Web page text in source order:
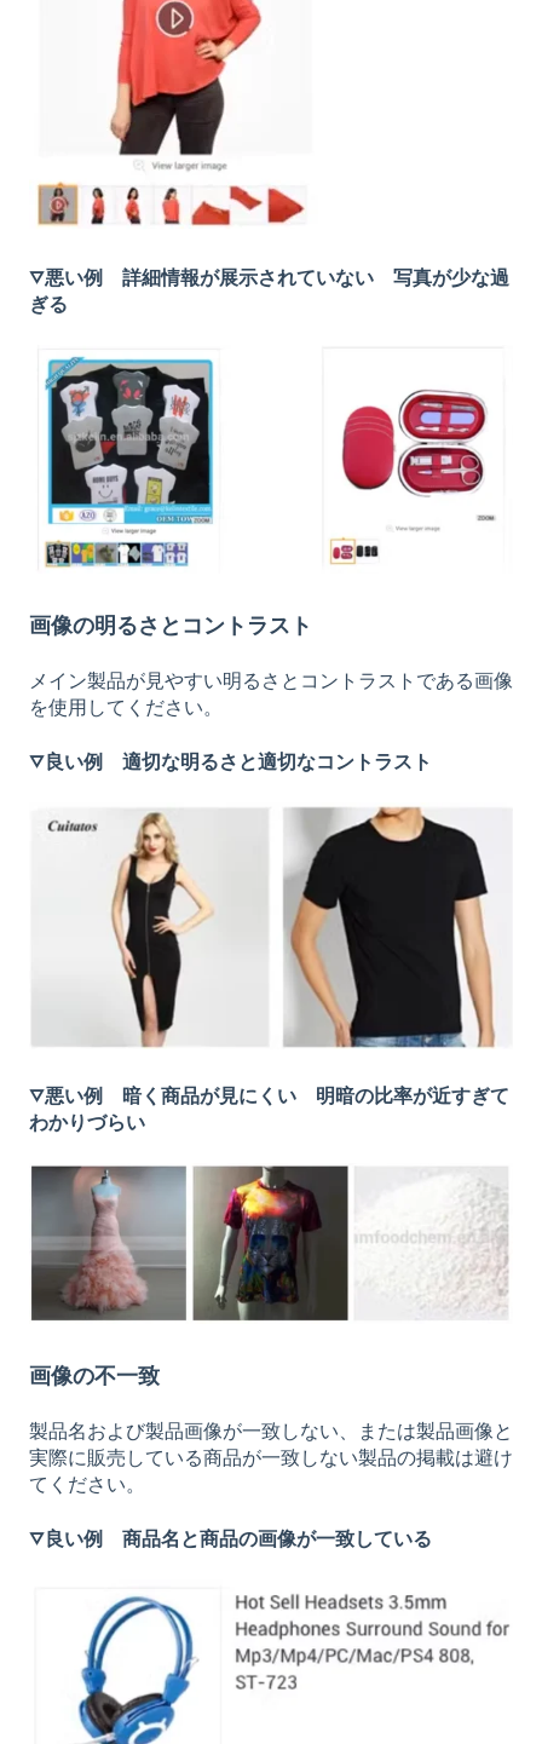
▽悪い例 詳細情報が展示されていない 写真が少な過
ぎる
画像の明るさとコントラスト
メイン製品が見やすい明るさとコントラストである画像
を使用してください。
▽良い例 適切な明るさと適切なコントラスト
▽悪い例 暗く商品が見にくい 明暗の比率が近すぎて
わかりづらい
画像の不一致
製品名および製品画像が一致しない、または製品画像と
実際に販売している商品が一致しない製品の掲載は避け
てください。
▽良い例 商品名と商品の画像が一致している